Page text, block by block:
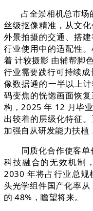
占全景相机总市场
丝级抠像精准，从文
外景拍摄的交通、搭
行业使用中的适配性
着 计较摄影 由辅帮脚
行业需要践行可持续
像数据通的一半以上
码变焦的恍惚画面恢
构，2025 年 12 月毕
出较着的层级化特征
加强自从研发能力扶植
同质化合作使客单
科技融合的无效机制
2030 年将占行业总规
头光学组件国产化率
的 48%，瞻望将来。